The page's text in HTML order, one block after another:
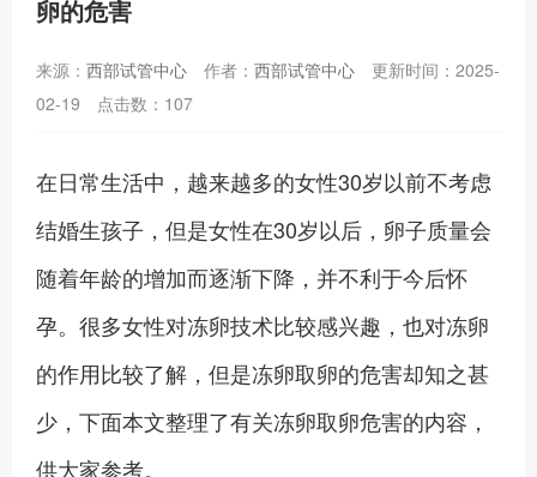
卵的危害
来源： 西部试管中心 作者： 西部试管中心
更新时间：2025-
02-19
点击数： 107
在日常生活中，越来越多的女性30岁以前不考虑
结婚生孩子，但是女性在30岁以后，卵子质量会
随着年龄的增加而逐渐下降，并不利于今后怀
孕。很多女性对冻卵技术比较感兴趣，也对冻卵
的作用比较了解，但是冻卵取卵的危害却知之甚
少，下面本文整理了有关冻卵取卵危害的内容，
供大家参考。